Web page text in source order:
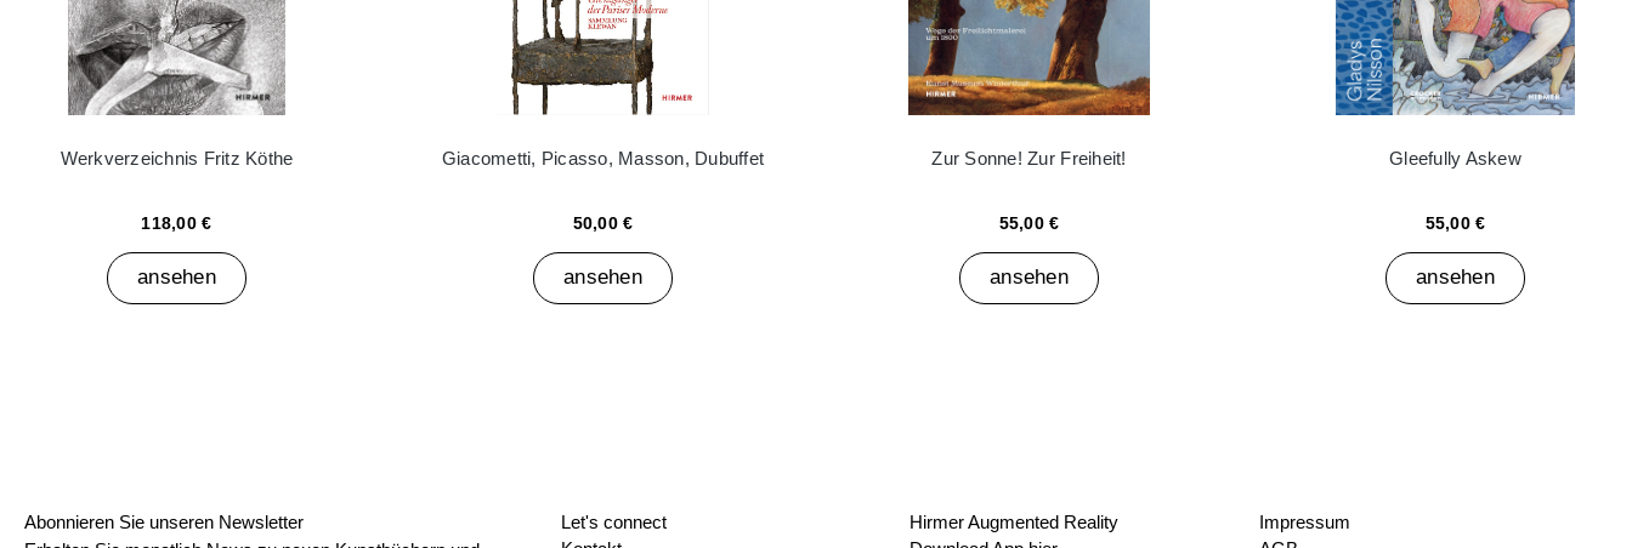
Werkverzeichnis Fritz Köthe
118,00 €
ansehen
Giacometti, Picasso, Masson, Dubuffet
50,00 €
ansehen
Zur Sonne! Zur Freiheit!
55,00 €
ansehen
Gleefully Askew
55,00 €
ansehen
Abonnieren Sie unseren Newsletter
Let's connect
Hirmer Augmented Reality
Impressum